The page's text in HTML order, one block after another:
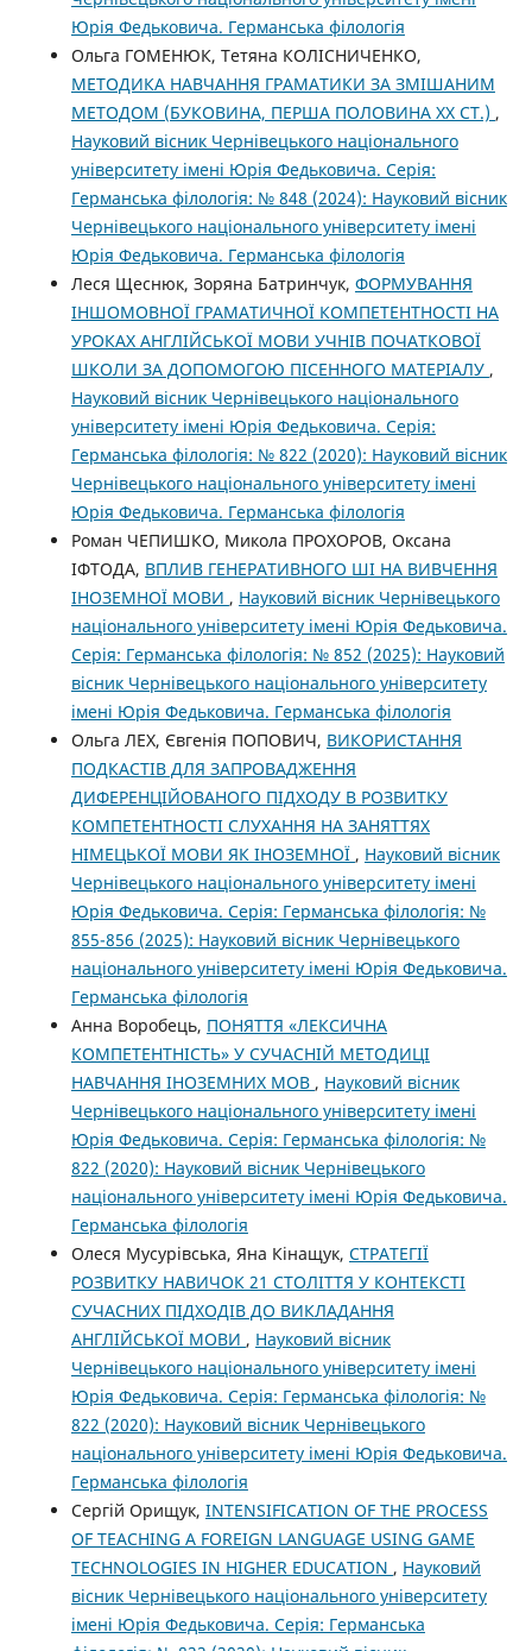
Юрія Федьковича. Германська філологія
Ольга ГОМЕНЮК, Тетяна КОЛІСНИЧЕНКО,
МЕТОДИКА НАВЧАННЯ ГРАМАТИКИ ЗА ЗМІШАНИМ
МЕТОДОМ (БУКОВИНА, ПЕРША ПОЛОВИНА ХХ СТ.) ,
Науковий вісник Чернівецького національного
університету імені Юрія Федьковича. Серія:
Германська філологія: № 848 (2024): Науковий вісник
Чернівецького національного університету імені
Юрія Федьковича. Германська філологія
Леся Щеснюк, Зоряна Батринчук, ФОРМУВАННЯ
ІНШОМОВНОЇ ГРАМАТИЧНОЇ КОМПЕТЕНТНОСТІ НА
УРОКАХ АНГЛІЙСЬКОЇ МОВИ УЧНІВ ПОЧАТКОВОЇ
ШКОЛИ ЗА ДОПОМОГОЮ ПІСЕННОГО МАТЕРІАЛУ ,
Науковий вісник Чернівецького національного
університету імені Юрія Федьковича. Серія:
Германська філологія: № 822 (2020): Науковий вісник
Чернівецького національного університету імені
Юрія Федьковича. Германська філологія
Роман ЧЕПИШКО, Микола ПРОХОРОВ, Оксана
ІФТОДА, ВПЛИВ ГЕНЕРАТИВНОГО ШІ НА ВИВЧЕННЯ
ІНОЗЕМНОЇ МОВИ , Науковий вісник Чернівецького
національного університету імені Юрія Федьковича.
Серія: Германська філологія: № 852 (2025): Науковий
вісник Чернівецького національного університету
імені Юрія Федьковича. Германська філологія
Ольга ЛЕХ, Євгенія ПОПОВИЧ, ВИКОРИСТАННЯ
ПОДКАСТІВ ДЛЯ ЗАПРОВАДЖЕННЯ
ДИФЕРЕНЦІЙОВАНОГО ПІДХОДУ В РОЗВИТКУ
КОМПЕТЕНТНОСТІ СЛУХАННЯ НА ЗАНЯТТЯХ
НІМЕЦЬКОЇ МОВИ ЯК ІНОЗЕМНОЇ , Науковий вісник
Чернівецького національного університету імені
Юрія Федьковича. Серія: Германська філологія: №
855-856 (2025): Науковий вісник Чернівецького
національного університету імені Юрія Федьковича.
Германська філологія
Анна Воробець, ПОНЯТТЯ «ЛЕКСИЧНА
КОМПЕТЕНТНІСТЬ» У СУЧАСНІЙ МЕТОДИЦІ
НАВЧАННЯ ІНОЗЕМНИХ МОВ , Науковий вісник
Чернівецького національного університету імені
Юрія Федьковича. Серія: Германська філологія: №
822 (2020): Науковий вісник Чернівецького
національного університету імені Юрія Федьковича.
Германська філологія
Олеся Мусурівська, Яна Кінащук, СТРАТЕГІЇ
РОЗВИТКУ НАВИЧОК 21 СТОЛІТТЯ У КОНТЕКСТІ
СУЧАСНИХ ПІДХОДІВ ДО ВИКЛАДАННЯ
АНГЛІЙСЬКОЇ МОВИ , Науковий вісник
Чернівецького національного університету імені
Юрія Федьковича. Серія: Германська філологія: №
822 (2020): Науковий вісник Чернівецького
національного університету імені Юрія Федьковича.
Германська філологія
Сергій Орищук, INTENSIFICATION OF THE PROCESS
OF TEACHING A FOREIGN LANGUAGE USING GAME
TECHNOLOGIES IN HIGHER EDUCATION , Науковий
вісник Чернівецького національного університету
імені Юрія Федьковича. Серія: Германська